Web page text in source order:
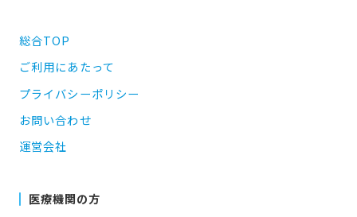
総合TOP
ご利用にあたって
プライバシーポリシー
お問い合わせ
運営会社
医療機関の方